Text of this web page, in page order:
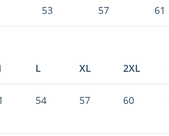
53 57 61
L XL 2XL
54 57 60